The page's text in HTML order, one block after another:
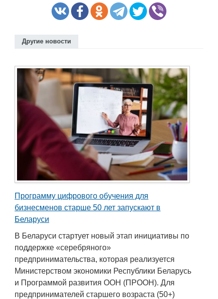
Другие новости
Программу цифрового обучения для
бизнесменов старше 50 лет запускают в
Беларуси
В Беларуси стартует новый этап инициативы по
поддержке «серебряного»
предпринимательства, которая реализуется
Министерством экономики Республики Беларусь
и Программой развития ООН (ПРООН). Для
предпринимателей старшего возраста (50+)